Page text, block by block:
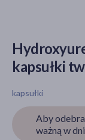
kapsułki
kapsułki
Aby
ważną w